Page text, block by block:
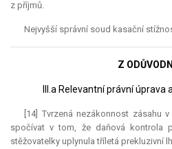
z příjmů.
Nejvyšší správní soud kasační
Z
III.a Relevantní právní
[14] Tvrzená nezákonnost zásahu
spočívat v tom, že daňová kontrola
stěžovatelky uplynula tříletáprekluzivní